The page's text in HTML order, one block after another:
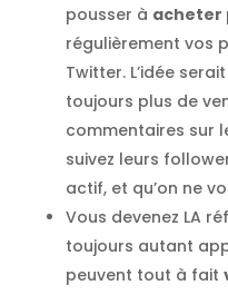
pousser à acheter
régulièrement vos
Twitter. L’idée
toujours plus de
commentaires sur
suivez leurs
actif, et qu’on ne
Vous devenez LA
toujours autant
peuvent tout à fait